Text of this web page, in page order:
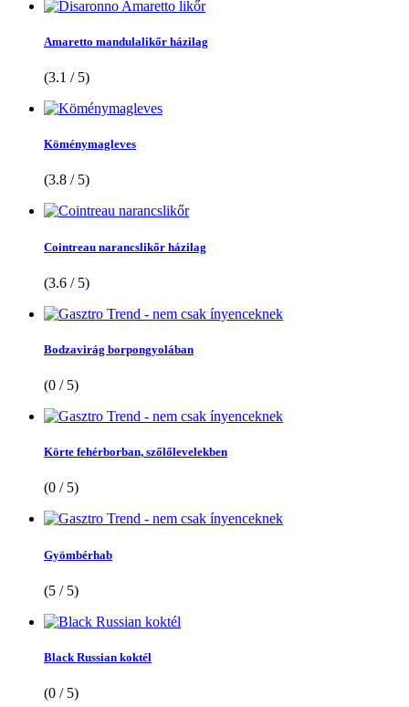
Amaretto mandulalikőr házilag
(3.1 / 5)
Köménymagleves
(3.8 / 5)
Cointreau narancslikőr házilag
(3.6 / 5)
Bodzavirág borpongyolában
(0 / 5)
Körte fehérborban, szőlőlevelekben
(0 / 5)
Gyömbérhab
(5 / 5)
Black Russian koktél
(0 / 5)